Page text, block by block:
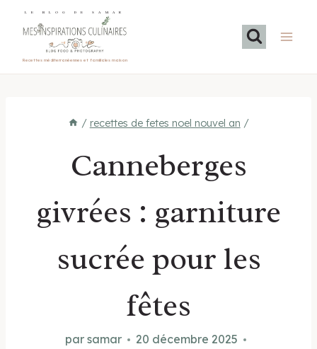
LE BLOG DE SAMAR
Recettes méditerranéennes et familiales maison
/ recettes de fetes noel nouvel an /
Canneberges
givrées : garniture
sucrée pour les
fêtes
par samar
20 décembre 2025